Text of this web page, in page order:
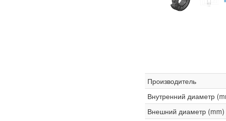
Производитель
Внутренний диаметр
Внешний диаметр (mm)